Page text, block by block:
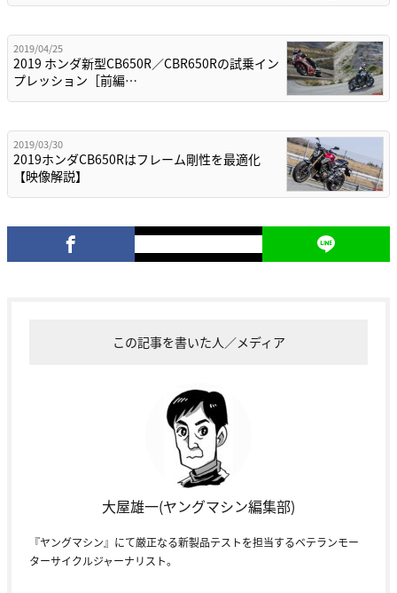
2019/04/25
2019 ホンダ新型CB650R／CBR650Rの試乗イン
プレッション［前編…
2019/03/30
2019ホンダCB650Rはフレーム剛性を最適化
【映像解説】
この記事を書いた人／メディア
大屋雄一(ヤングマシン編集部)
『ヤングマシン』にて厳正なる新製品テストを担当するベテランモー
ターサイクルジャーナリスト。